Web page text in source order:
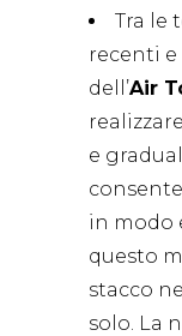
Tra le
recenti
dell’Air
e
in modo
questo
stacco
solo. La